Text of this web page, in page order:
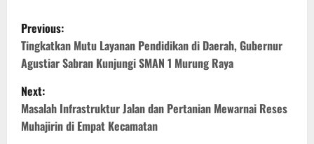
P
o
s
t
Previous:
Tingkatkan Mutu Layanan Pendidikan di Daerah, Gubernur
Agustiar Sabran Kunjungi SMAN 1 Murung Raya
Next:
Masalah Infrastruktur Jalan dan Pertanian Mewarnai Reses
Muhajirin di Empat Kecamatan